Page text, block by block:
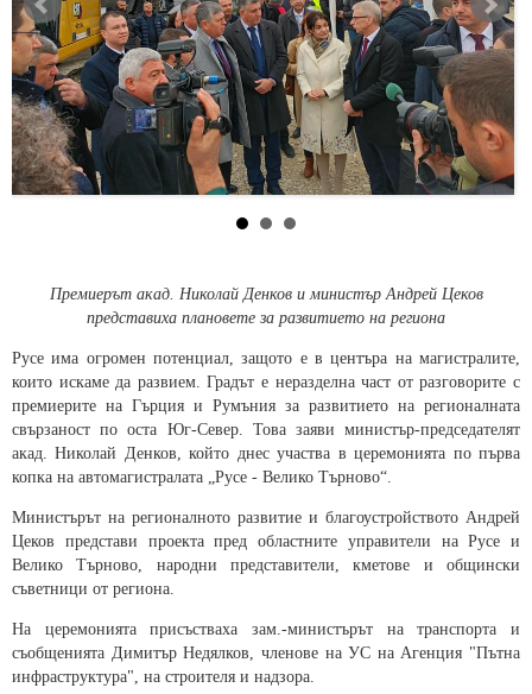
Премиерът акад. Николай Денков и министър Андрей Цеков
представиха плановете за развитието на региона
Русе има огромен потенциал, защото е в центъра на магистралите,
които искаме да развием. Градът е неразделна част от разговорите с
премиерите на Гърция и Румъния за развитието на регионалната
свързаност по оста Юг-Север. Това заяви министър-председателят
акад. Николай Денков, който днес участва в церемонията по първа
копка на автомагистралата „Русе - Велико Търново“.
Министърът на регионалното развитие и благоустройството Андрей
Цеков представи проекта пред областните управители на Русе и
Велико Търново, народни представители, кметове и общински
съветници от региона.
На церемонията присъстваха зам.-министърът на транспорта и
съобщенията Димитър Недялков, членове на УС на Агенция "Пътна
инфраструктура", на строителя и надзора.